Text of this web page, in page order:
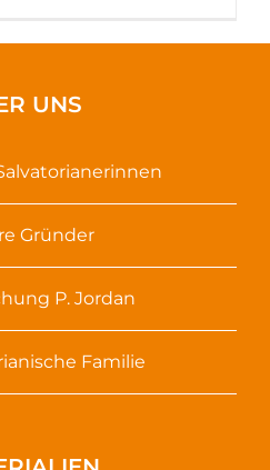
UNS
Gründer
P. Jordan
Familie